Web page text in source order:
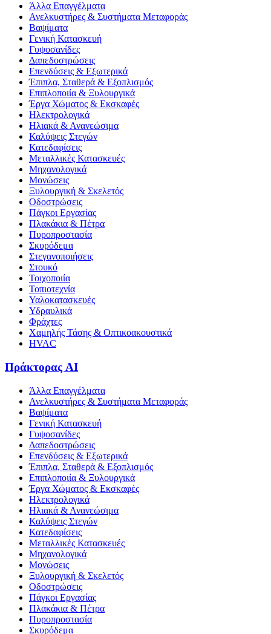
Άλλα Επαγγέλματα
Ανελκυστήρες & Συστήματα Μεταφοράς
Βαψίματα
Γενική Κατασκευή
Γυψοσανίδες
Δαπεδοστρώσεις
Επενδύσεις & Εξωτερικά
Έπιπλα, Σταθερά & Εξοπλισμός
Επιπλοποιία & Ξυλουργικά
Έργα Χώματος & Εκσκαφές
Ηλεκτρολογικά
Ηλιακά & Ανανεώσιμα
Καλύψεις Στεγών
Κατεδαφίσεις
Μεταλλικές Κατασκευές
Μηχανολογικά
Μονώσεις
Ξυλουργική & Σκελετός
Οδοστρώσεις
Πάγκοι Εργασίας
Πλακάκια & Πέτρα
Πυροπροστασία
Σκυρόδεμα
Στεγανοποιήσεις
Στουκό
Τοιχοποιία
Τοπιοτεχνία
Υαλοκατασκευές
Υδραυλικά
Φράχτες
Χαμηλής Τάσης & Οπτικοακουστικά
HVAC
Πράκτορας AI
Άλλα Επαγγέλματα
Ανελκυστήρες & Συστήματα Μεταφοράς
Βαψίματα
Γενική Κατασκευή
Γυψοσανίδες
Δαπεδοστρώσεις
Επενδύσεις & Εξωτερικά
Έπιπλα, Σταθερά & Εξοπλισμός
Επιπλοποιία & Ξυλουργικά
Έργα Χώματος & Εκσκαφές
Ηλεκτρολογικά
Ηλιακά & Ανανεώσιμα
Καλύψεις Στεγών
Κατεδαφίσεις
Μεταλλικές Κατασκευές
Μηχανολογικά
Μονώσεις
Ξυλουργική & Σκελετός
Οδοστρώσεις
Πάγκοι Εργασίας
Πλακάκια & Πέτρα
Πυροπροστασία
Σκυρόδεμα